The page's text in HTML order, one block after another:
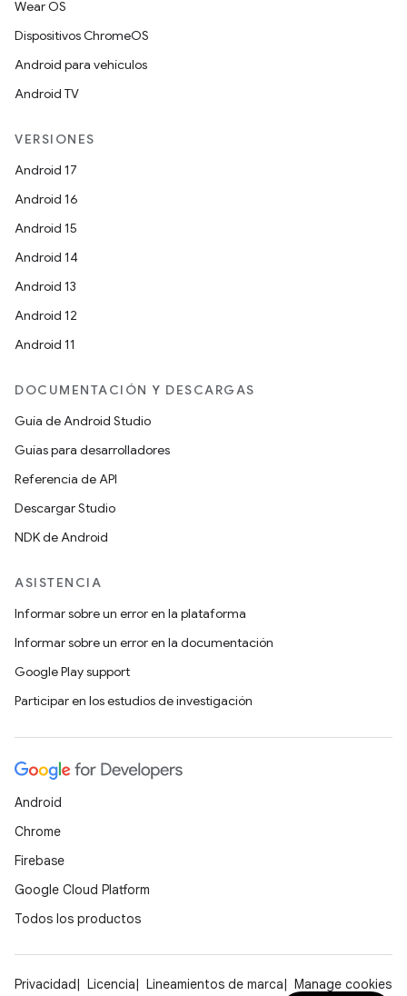
Wear OS
Dispositivos ChromeOS
Android para vehículos
Android TV
VERSIONES
Android 17
Android 16
Android 15
Android 14
Android 13
Android 12
Android 11
DOCUMENTACIÓN Y DESCARGAS
Guía de Android Studio
Guías para desarrolladores
Referencia de API
Descargar Studio
NDK de Android
ASISTENCIA
Informar sobre un error en la plataforma
Informar sobre un error en la documentación
Google Play support
Participar en los estudios de investigación
Android
Chrome
Firebase
Google Cloud Platform
Todos los productos
Privacidad Licencia Lineamientos de marca Manage cookies